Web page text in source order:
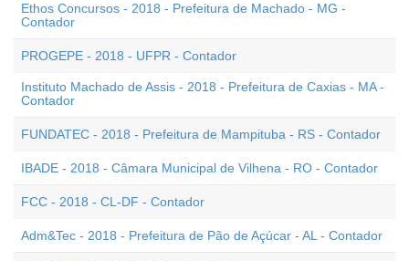
Ethos Concursos - 2018 - Prefeitura de Machado - MG -
Contador
PROGEPE - 2018 - UFPR - Contador
Instituto Machado de Assis - 2018 - Prefeitura de Caxias - MA -
Contador
FUNDATEC - 2018 - Prefeitura de Mampituba - RS - Contador
IBADE - 2018 - Câmara Municipal de Vilhena - RO - Contador
FCC - 2018 - CL-DF - Contador
Adm&Tec - 2018 - Prefeitura de Pão de Açúcar - AL - Contador